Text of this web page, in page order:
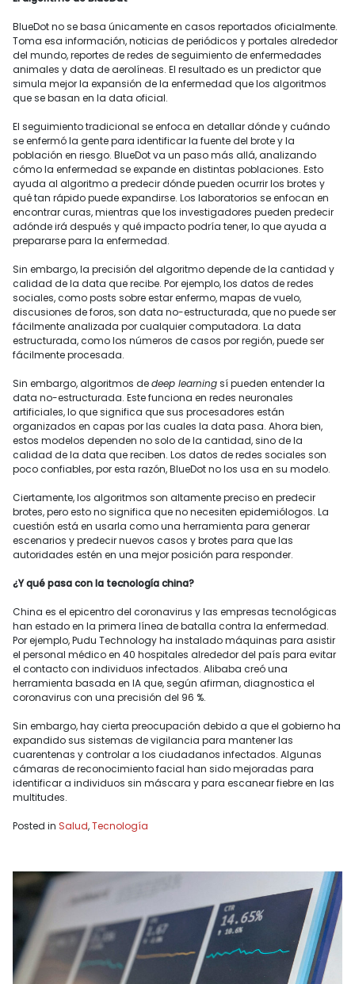
BlueDot no se basa únicamente en casos reportados oficialmente.
Toma esa información, noticias de periódicos y portales alrededor
del mundo, reportes de redes de seguimiento de enfermedades
animales y data de aerolíneas. El resultado es un predictor que
simula mejor la expansión de la enfermedad que los algoritmos
que se basan en la data oficial.
El seguimiento tradicional se enfoca en detallar dónde y cuándo
se enfermó la gente para identificar la fuente del brote y la
población en riesgo. BlueDot va un paso más allá, analizando
cómo la enfermedad se expande en distintas poblaciones. Esto
ayuda al algoritmo a predecir dónde pueden ocurrir los brotes y
qué tan rápido puede expandirse. Los laboratorios se enfocan en
encontrar curas, mientras que los investigadores pueden predecir
adónde irá después y qué impacto podría tener, lo que ayuda a
prepararse para la enfermedad.
Sin embargo, la precisión del algoritmo depende de la cantidad y
calidad de la data que recibe. Por ejemplo, los datos de redes
sociales, como posts sobre estar enfermo, mapas de vuelo,
discusiones de foros, son data no-estructurada, que no puede ser
fácilmente analizada por cualquier computadora. La data
estructurada, como los números de casos por región, puede ser
fácilmente procesada.
Sin embargo, algoritmos dedeep learningsí pueden entender la
data no-estructurada. Este funciona en redes neuronales
artificiales, lo que significa que sus procesadores están
organizados en capas por las cuales la data pasa. Ahora bien,
estos modelos dependen no solo de la cantidad, sino de la
calidad de la data que reciben. Los datos de redes sociales son
poco confiables, por esta razón, BlueDot no los usa en su modelo.
Ciertamente, los algoritmos son altamente preciso en predecir
brotes, pero esto no significa que no necesiten epidemiólogos. La
cuestión está en usarla como una herramienta para generar
escenarios y predecir nuevos casos y brotes para que las
autoridades estén en una mejor posición para responder.
¿Y qué pasa con la tecnología china?
China es el epicentro del coronavirus y las empresas tecnológicas
han estado en la primera línea de batalla contra la enfermedad.
Por ejemplo, Pudu Technology ha instalado máquinas para asistir
el personal médico en 40 hospitales alrededor del país para evitar
el contacto con individuos infectados. Alibaba creó una
herramienta basada en IA que, según afirman, diagnostica el
coronavirus con una precisión del 96 %.
Sin embargo, hay cierta preocupación debido a que el gobierno ha
expandido sus sistemas de vigilancia para mantener las
cuarentenas y controlar a los ciudadanos infectados. Algunas
cámaras de reconocimiento facial han sido mejoradas para
identificar a individuos sin máscara y para escanear fiebre en las
multitudes.
Posted in Salud,Tecnología